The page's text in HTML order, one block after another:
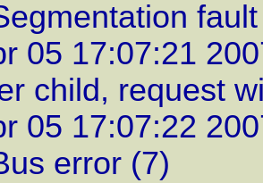
05 17:07:21
child, request
05 17:07:22
error (7)